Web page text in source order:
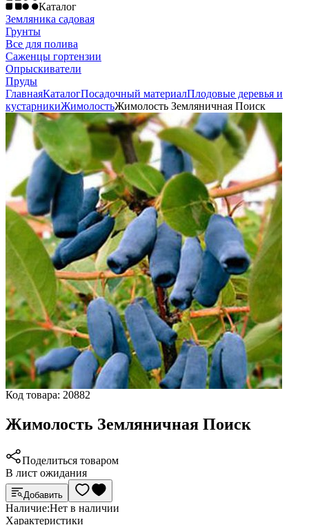
Каталог
Земляника садовая
Грунты
Все для полива
Саженцы гортензии
Опрыскиватели
Пруды
ГлавнаяКаталогПосадочный материалПлодовые деревья и
кустарникиЖимолостьЖимолость Земляничная Поиск
Код товара: 20882
Жимолость Земляничная Поиск
Поделиться товаром
В лист ожидания
Добавить
Наличие:Нет в наличии
Характеристики